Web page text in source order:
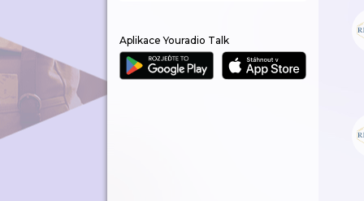
Aplikace Youradio Talk